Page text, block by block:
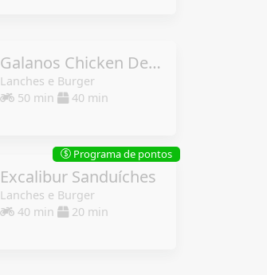
Galanos Chicken Delivery
Lanches e Burger
50 min
40 min
Excalibur Sanduíches
Lanches e Burger
40 min
20 min
$ Programa de pontos